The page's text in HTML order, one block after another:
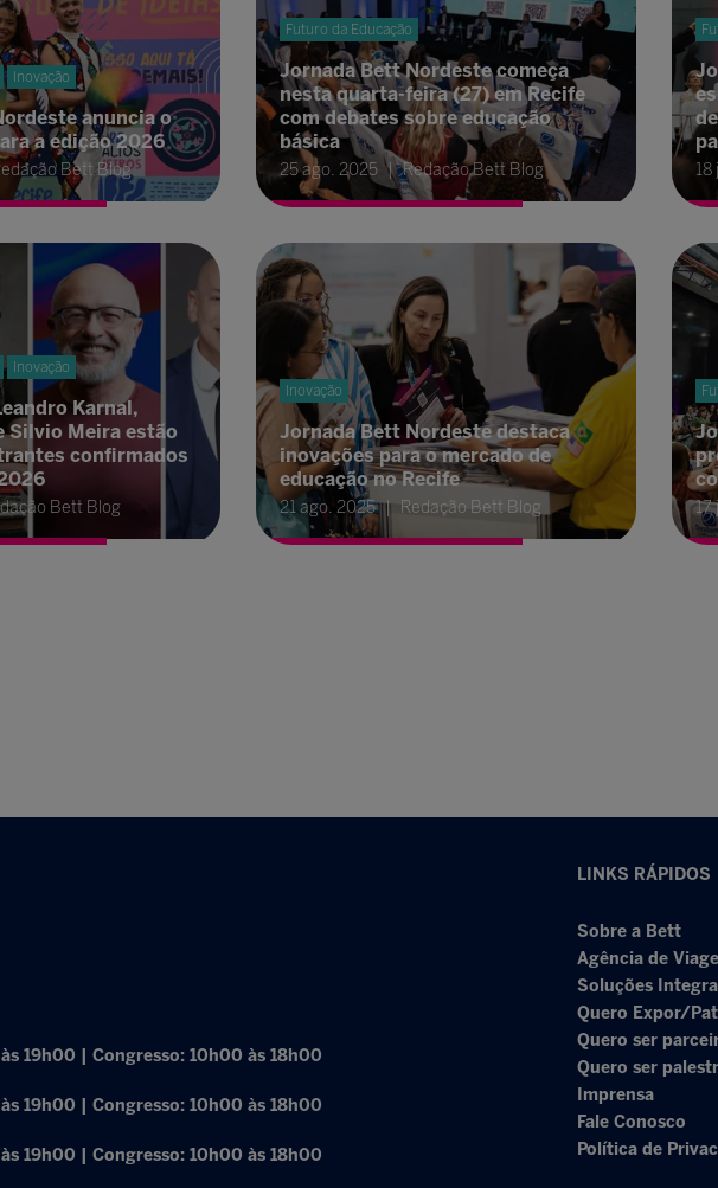
Inovação
anuncia o
a edição 2026
Bett Blog
Inovação
Karnal,
Silvio Meira estão
confirmados
Bett Blog
Futuro da Educação
Jornada Bett Nordeste começa
nesta quarta-feira (27) em Recife
com debates sobre educação
básica
25 ago. 2025 Redação Bett Blog
Inovação
Jornada Bett Nordeste destaca
inovações para o mercado de
educação no Recife
21 ago. 2025 Redação Bett Blog
18
17
19h00 | Congresso: 10h00 às 18h00
19h00 | Congresso: 10h00 às 18h00
19h00 | Congresso: 10h00 às 18h00
LINKS RÁPIDOS
Sobre a Bett
Agência de
Soluções
Quero Expor/
Quero ser
Quero ser
Imprensa
Fale Conosco
Política de